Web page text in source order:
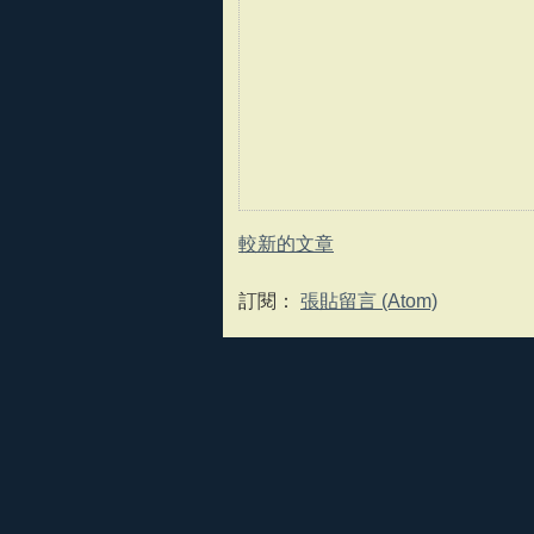
較新的文章
訂閱： 張貼留言 (Atom)